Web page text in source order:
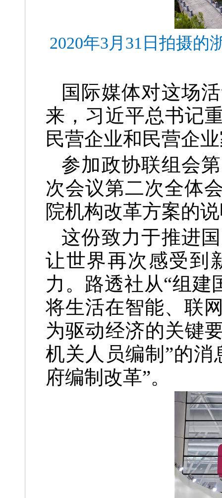
2020年3月31日拍摄的
国际媒体对这场
来，习近平总书记
民营企业和民营企
参加政协联组会
次会议第二次全体
院机构改革方案的
这份致力于推进
让世界再次感受到
力。路透社从“组建
将生活在智能、联
为驱动经济的关键
机关人员编制”的
府编制改革”。